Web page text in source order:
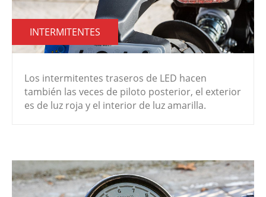
INTERMITENTES
Los intermitentes traseros de LED hacen
también las veces de piloto posterior, el exterior
es de luz roja y el interior de luz amarilla.